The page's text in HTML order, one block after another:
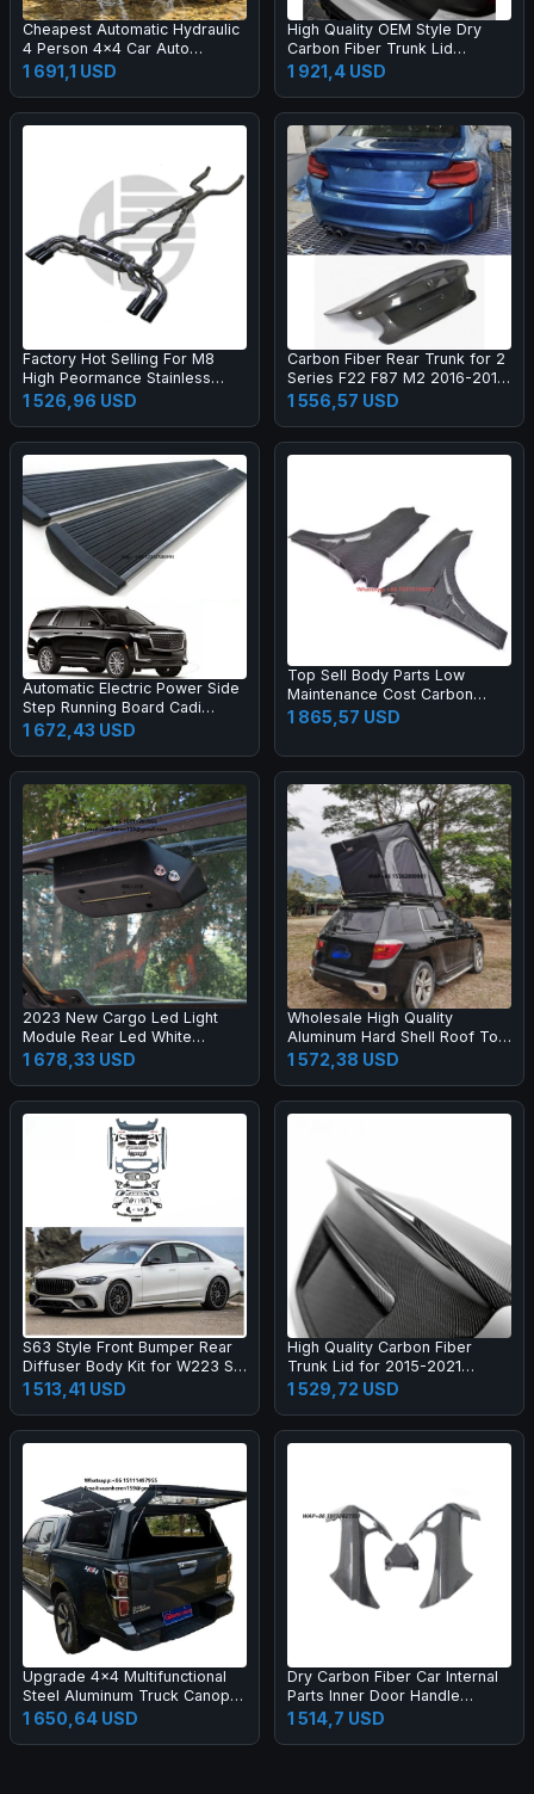
Cheapest Automatic Hydraulic
4 Person 4x4 Car Auto
Camping Aluminum Hard Shell
Roof Top Tent for 4 Person
1 691,1 USD
High Quality OEM Style Dry
Carbon Fiber Trunk Lid
Suitable for G30 F90 M5 Rear
Trunk Lid
1 921,4 USD
Factory Hot Selling For M8
High Peormance Stainless
Steel Exhaust Pipe System
with Valve Control
1 526,96 USD
Carbon Fiber Rear Trunk for 2
Series F22 F87 M2 2016-2019
CSL Style Rear Trunk Lid Boot
Duck Tail Cover Car Bodykit
1 556,57 USD
Automatic Electric Power Side
Step Running Board Cadi
Escalade 2019-2024
1 672,43 USD
Top Sell Body Parts Low
Maintenance Cost Carbon
Fibre Mud Fender for Lincoln
1 865,57 USD
2023 New Cargo Led Light
Module Rear Led White
Lighting Flashing Amber Light
for Jeep Wrangler Jl
1 678,33 USD
Wholesale High Quality
Aluminum Hard Shell Roof Top
Tent SUV 4x4 Offroad Four-
Season Camping Double
1 572,38 USD
S63 Style Front Bumper Rear
Diffuser Body Kit for W223 S-
Class Normal Upgrade S63
Body Kit
1 513,41 USD
High Quality Carbon Fiber
Trunk Lid for 2015-2021
Exclusive Modified Rear Taiate
1 529,72 USD
Upgrade 4x4 Multifunctional
Steel Aluminum Truck Canopy
Upgraded Tempered Glass
Windows DMAX Tacoma
1 650,64 USD
Dry Carbon Fiber Car Internal
Parts Inner Door Handle
(Replacement) for Lambo
Huracan LP580 LP610 2014-
1 514,7 USD